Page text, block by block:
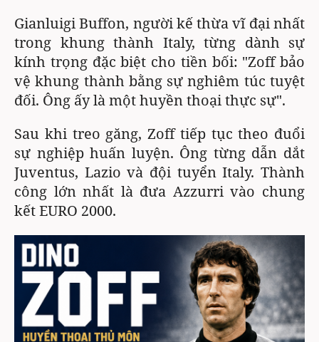
Gianluigi Buffon, người kế thừa vĩ đại nhất
trong khung thành Italy, từng dành sự
kính trọng đặc biệt cho tiền bối: "Zoff bảo
vệ khung thành bằng sự nghiêm túc tuyệt
đối. Ông ấy là một huyền thoại thực sự".
Sau khi treo găng, Zoff tiếp tục theo đuổi
sự nghiệp huấn luyện. Ông từng dẫn dắt
Juventus, Lazio và đội tuyển Italy. Thành
công lớn nhất là đưa Azzurri vào chung
kết EURO 2000.